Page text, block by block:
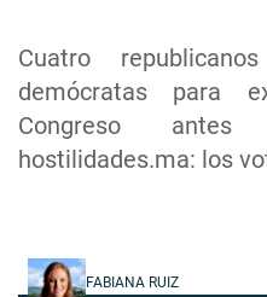
Cuatro
demócratas para
Congreso
hostilidades.ma: los
FABIANA RUIZ